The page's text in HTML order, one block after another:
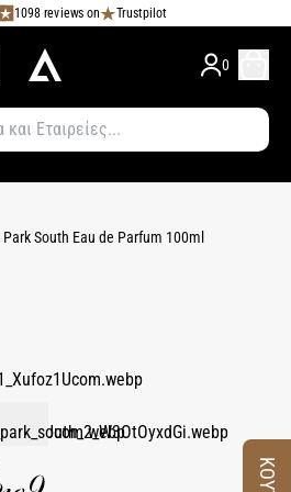
1098 reviews on Trustpilot
0
South Eau de Parfum 100ml